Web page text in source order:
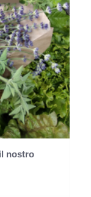
nostro